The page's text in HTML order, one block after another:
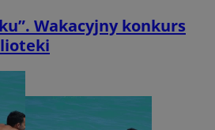
Wakacyjny konkurs